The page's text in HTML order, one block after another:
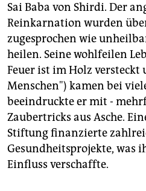
Sai Baba von Shirdi. Der
Reinkarnation wurden
zugesprochen wie
heilen. Seine wohlfeilen
Feuer ist im Holz versteckt
Menschen") kamen bei
beeindruckte er mit -
Zaubertricks aus Asche.
Stiftung finanzierte
Gesundheitsprojekte, was
Einfluss verschaffte.